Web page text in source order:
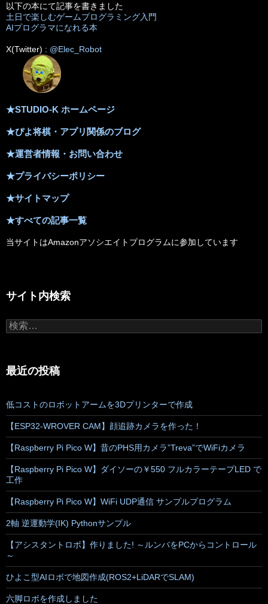
以下の本にて記事を書きました
土日で楽しむゲームプログラミング入門
AIプログラマになれる本
X(Twitter) : @Elec_Robot
★STUDIO-K ホームページ
★ぴよ将棋・アプリ関係のブログ
★運営者情報・お問い合わせ
★プライバシーポリシー
★サイトマップ
★すべての記事一覧
当サイトはAmazonアソシエイトプログラムに参加しています
サイト内検索
検
索:
最近の投稿
低コストのロボットアームを3Dプリンターで作成
【ESP32-WROVER CAM】顔追跡カメラを作った！
【Raspberry Pi Pico W】昔のPHS用カメラ”Treva”でWiFiカメラ
【Raspberry Pi Pico W】ダイソーの￥550 フルカラーテープLED で
工作
【Raspberry Pi Pico W】WiFi UDP通信 サンプルプログラム
2軸 逆運動学(IK) Pythonサンプル
【アシスタントロボ】作りました! ～ルンバをPCからコントロール
～
ひよこ型AIロボで地図作成(ROS2+LiDARでSLAM)
六脚ロボを作成しました